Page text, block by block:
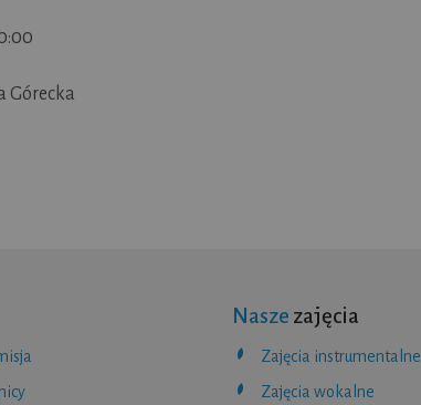
Górecka
Nasze zajęcia
Zajęcia instrumentalne
Zajęcia wokalne